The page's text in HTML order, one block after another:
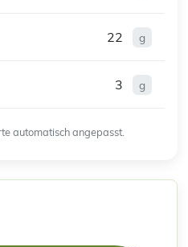
22 g
3 g
automatisch angepasst.